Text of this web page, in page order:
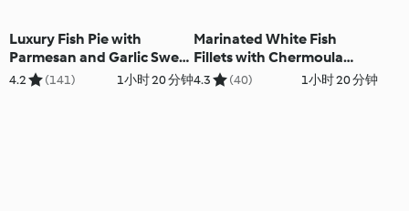
Luxury Fish Pie with
Parmesan and Garlic Sweet
Potato Mash
4.2 (141) 1小时 20 分钟
Marinated White Fish
Fillets with Chermoula
Sauce and Couscous Salad
4.3 (40) 1小时 20 分钟